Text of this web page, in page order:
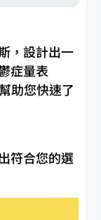
，設計出一
症量表
助您快速了
符合您的選